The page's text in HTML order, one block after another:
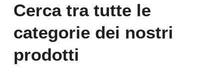
Cerca tra tutte le
categorie dei nostri
prodotti